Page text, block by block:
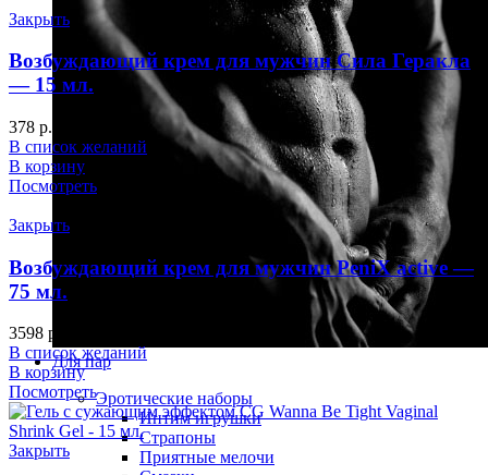
Для пар
Эротические наборы
Интим игрушки
Страпоны
Приятные мелочи
Закрыть
Возбуждающий крем для мужчин Сила Геракла
— 15 мл.
378 р.
В список желаний
В корзину
Посмотреть
Закрыть
Возбуждающий крем для мужчин PeniX active —
75 мл.
3598 р.
В список желаний
В корзину
Посмотреть
Закрыть